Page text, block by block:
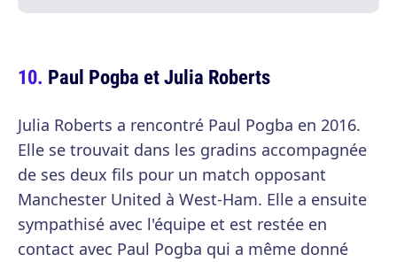
Paul Pogba et Julia Roberts
Julia Roberts a rencontré Paul Pogba en 2016.
Elle se trouvait dans les gradins accompagnée
de ses deux fils pour un match opposant
Manchester United à West-Ham. Elle a ensuite
sympathisé avec l'équipe et est restée en
contact avec Paul Pogba qui a même donné